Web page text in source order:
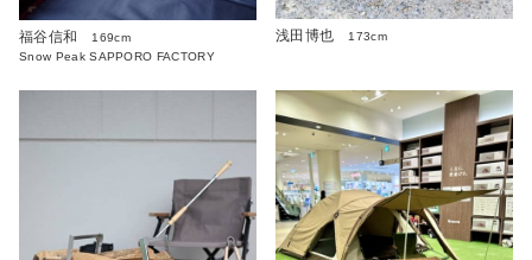
福谷信和
169cm
Snow Peak SAPPORO FACTORY
浅田博也 173cm